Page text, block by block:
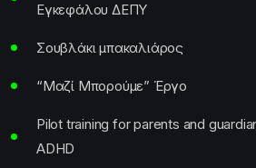
Εγκεφάλου ΔΕΠΥ
Σουβλάκι μπακαλιάρος
“Μαζί Μπορούμε” Έργο
Pilot training for parents and
ADHD